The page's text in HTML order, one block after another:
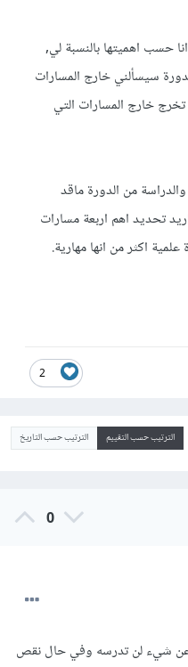
حسب اهميتها بالنسبة لي,
سيسألني خارج المسارات
خارج المسارات التي
من الدورة ماقد
تحديد اهم اربعة مسارات
اكثر من انها مهارية.
2
الترتيب حسب التقييم الترتيب حسب التاريخ
0
شيء لن تدرسه وفي حال نقص